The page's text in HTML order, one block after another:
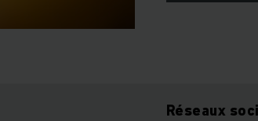
Réseaux